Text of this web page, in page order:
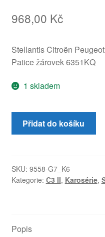
968,00 Kč
Stellantis Citroën Peugeot
Patice žárovek 6351KQ
1 skladem
Patice
pravé
(blatník)
Citroën
množství
Přidat do košíku
SKU: 9558-G7_K6
Kategorie: C3 II, Karosérie,
Popis